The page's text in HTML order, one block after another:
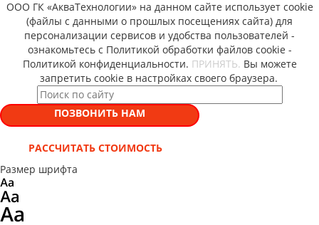
ООО ГК «АкваТехнологии» на данном сайте использует cookie
(файлы с данными о прошлых посещениях сайта) для
персонализации сервисов и удобства пользователей -
ознакомьтесь с Политикой обработки файлов cookie -
Политикой конфиденциальности. ПРИНЯТЬ. Вы можете
запретить cookie в настройках своего браузера.
ПОЗВОНИТЬ НАМ
РАССЧИТАТЬ СТОИМОСТЬ
Размер шрифта